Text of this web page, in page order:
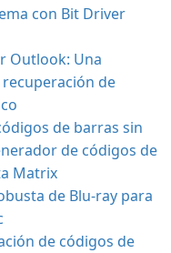
con Bit Driver
Outlook: Una
de
de barras sin
de códigos de
Matrix
de Blu-ray para
de códigos de